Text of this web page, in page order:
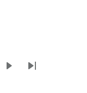
SonrakiSon